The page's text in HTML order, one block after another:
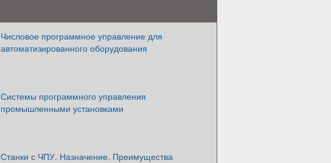
Числовое программное управление для
автоматизированного оборудования
Системы программного управления
промышленными установками
Станки с ЧПУ. Назначение. Преимущества